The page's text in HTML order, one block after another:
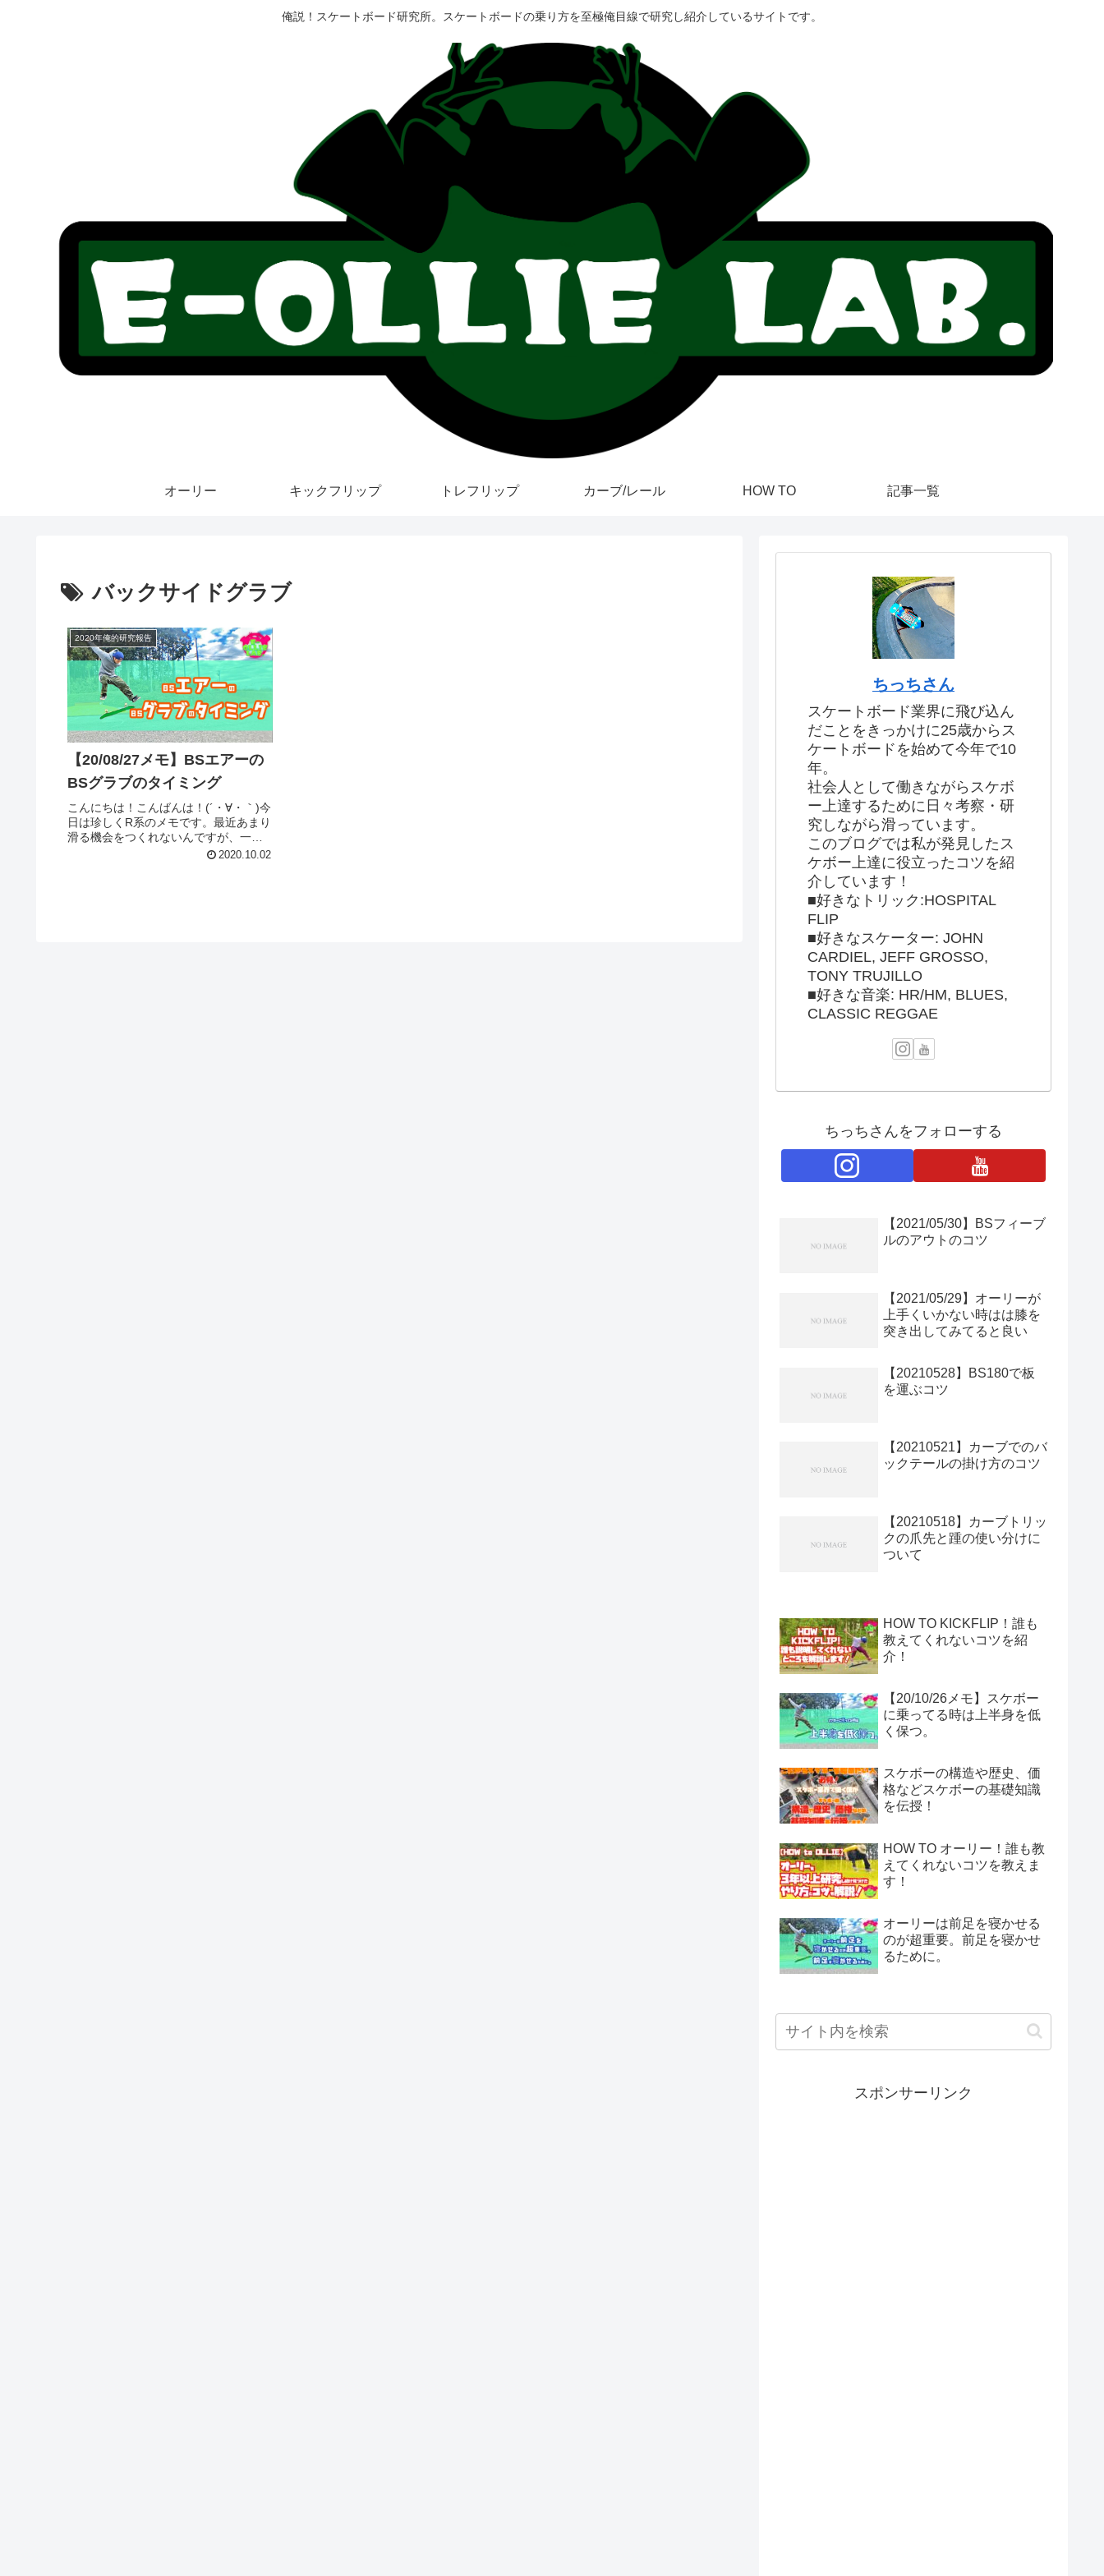
俺説！スケートボード研究所。スケートボードの乗り方を至極俺目線で研究し紹介しているサイトです。
オーリー キックフリップ トレフリップ カーブ/レール HOW TO 記事一覧
バックサイドグラブ
2020年俺的研究報告
【20/08/27メモ】BSエアーの
BSグラブのタイミング
こんにちは！こんばんは！(´・∀・｀)今
日は珍しくR系のメモです。最近あまり
滑る機会をつくれないんですが、一時
期僕はバーチカルやプール・ボウルを
2020.10.02
ちっちさん
スケートボード業界に飛び込ん
だことをきっかけに25歳からス
ケートボードを始めて今年で10
年。
社会人として働きながらスケボ
ー上達するために日々考察・研
究しながら滑っています。
このブログでは私が発見したス
ケボー上達に役立ったコツを紹
介しています！
■好きなトリック:HOSPITAL
FLIP
■好きなスケーター: JOHN
CARDIEL, JEFF GROSSO,
TONY TRUJILLO
■好きな音楽: HR/HM, BLUES,
CLASSIC REGGAE
ちっちさんをフォローする
【2021/05/30】BSフィーブ
ルのアウトのコツ
【2021/05/29】オーリーが
上手くいかない時はは膝を
突き出してみてると良い
【20210528】BS180で板
を運ぶコツ
【20210521】カーブでのバ
ックテールの掛け方のコツ
【20210518】カーブトリッ
クの爪先と踵の使い分けに
ついて
HOW TO KICKFLIP！誰も
教えてくれないコツを紹
介！
【20/10/26メモ】スケボー
に乗ってる時は上半身を低
く保つ。
スケボーの構造や歴史、価
格などスケボーの基礎知識
を伝授！
HOW TO オーリー！誰も教
えてくれないコツを教えま
す！
オーリーは前足を寝かせる
のが超重要。前足を寝かせ
るために。
スポンサーリンク